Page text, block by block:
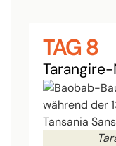
TAG 8